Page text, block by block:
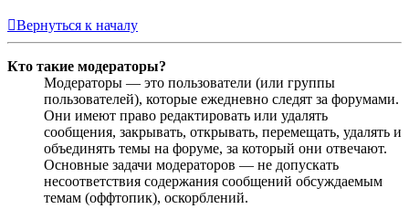
Вернуться к началу
Кто такие модераторы?
Модераторы — это пользователи (или группы
пользователей), которые ежедневно следят за форумами.
Они имеют право редактировать или удалять
сообщения, закрывать, открывать, перемещать, удалять и
объединять темы на форуме, за который они отвечают.
Основные задачи модераторов — не допускать
несоответствия содержания сообщений обсуждаемым
темам (оффтопик), оскорблений.